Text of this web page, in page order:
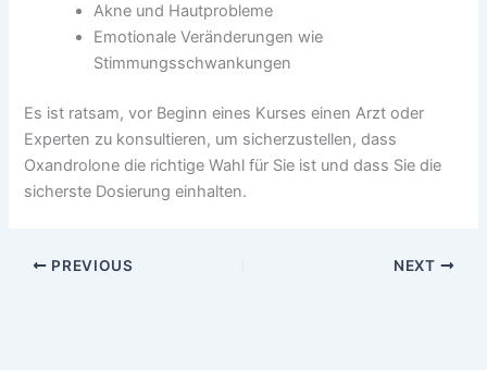
Akne und Hautprobleme
Emotionale Veränderungen wie
Stimmungsschwankungen
Es ist ratsam, vor Beginn eines Kurses einen Arzt oder
Experten zu konsultieren, um sicherzustellen, dass
Oxandrolone die richtige Wahl für Sie ist und dass Sie die
sicherste Dosierung einhalten.
PREVIOUS NEXT